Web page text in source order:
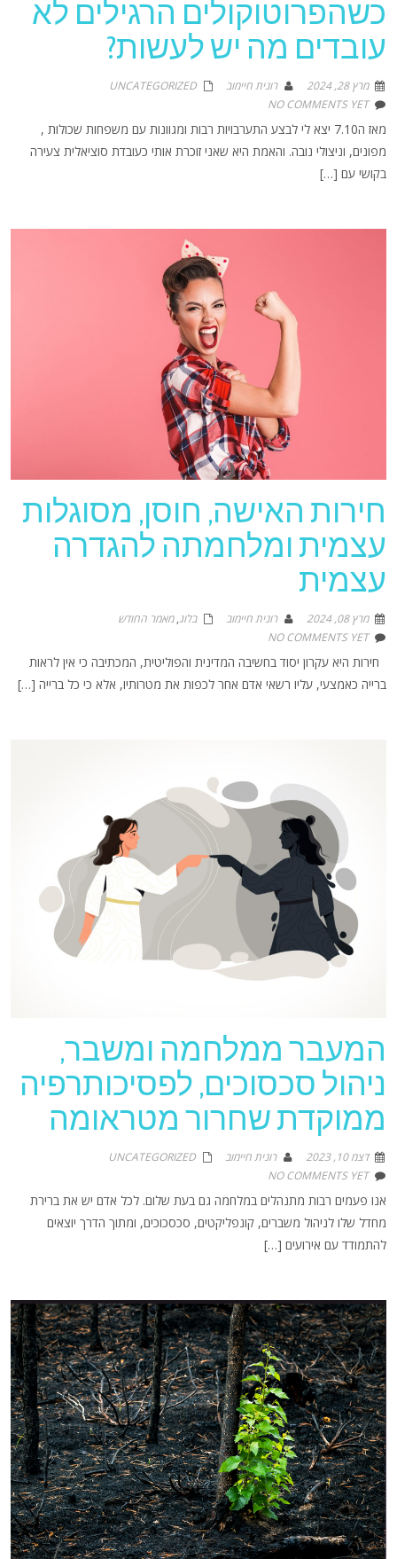
כשהפרוטוקולים הרגילים לא
עובדים מה יש לעשות?
מרץ 28, 2024 רונית חיימוב
UNCATEGORIZED
NO COMMENTS YET
מאז ה7.10 יצא לי לבצע התערבויות רבות ומגוונות עם משפחות שכולות ,
מפונים, וניצולי נובה. והאמת היא שאני זוכרת אותי כעובדת סוציאלית צעירה
בקושי עם […]
חירות האישה, חוסן, מסוגלות
עצמית ומלחמתה להגדרה
עצמית
מרץ 08, 2024 רונית חיימוב בלוג,מאמר החודש
NO COMMENTS YET
חירות היא עקרון יסוד בחשיבה המדינית והפוליטית, המכתיבה כי אין לראות
ברייה כאמצעי, עליו רשאי אדם אחר לכפות את מטרותיו, אלא כי כל ברייה […]
המעבר ממלחמה ומשבר,
ניהול סכסוכים, לפסיכותרפיה
ממוקדת שחרור מטראומה
דצמ 10, 2023 רונית חיימוב
UNCATEGORIZED
NO COMMENTS YET
אנו פעמים רבות מתנהלים במלחמה גם בעת שלום. לכל אדם יש את ברירת
מחדל שלו לניהול משברים, קונפליקטים, סכסכוכים, ומתוך הדרך יוצאים
להתמודד עם אירועים […]